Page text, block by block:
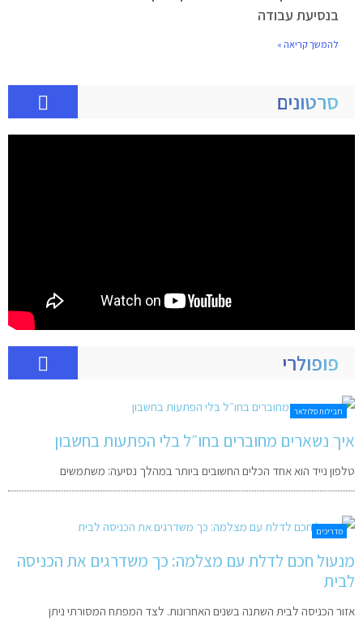
בנסיעת עבודה
להמשך קריאה »
סרטונים
פופולרי
חבילות סלולאר
איך נשארים מחוברים בחו״ל בלי הפתעות בחשבון
טלפון נייד הוא אחד הכלים החשובים ביותר במהלך נסיעה: משתמשים
מדריכים
מנעול חכם לדלת עם מצלמה: כך משדרגים את הכניסה
לבית
אזור הכניסה לבית השתנה בשנים האחרונות. לצד המפתח המסורתי ניתן